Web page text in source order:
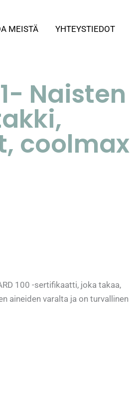
MEISTÄ YHTEYSTIEDOT
Naisten
coolmax
100 -sertifikaatti, joka takaa,
aineiden varalta ja on turvallinen